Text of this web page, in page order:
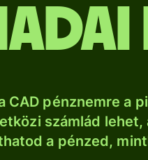
CAD pénznemre a
számlád
a pénzed,